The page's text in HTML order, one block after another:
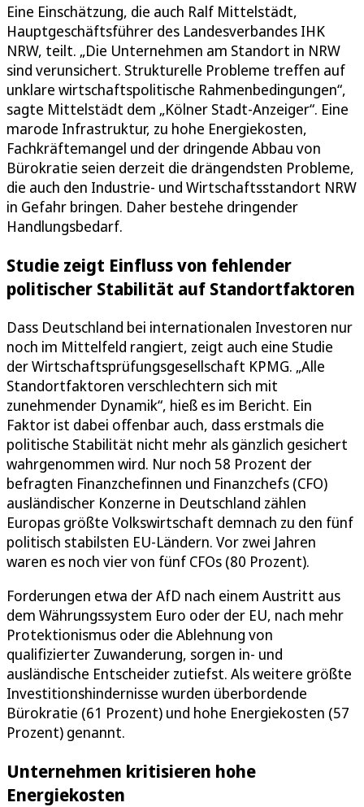
Eine Einschätzung, die auch Ralf Mittelstädt,
Hauptgeschäftsführer des Landesverbandes IHK
NRW, teilt. „Die Unternehmen am Standort in NRW
sind verunsichert. Strukturelle Probleme treffen auf
unklare wirtschaftspolitische Rahmenbedingungen“,
sagte Mittelstädt dem „Kölner Stadt-Anzeiger“. Eine
marode Infrastruktur, zu hohe Energiekosten,
Fachkräftemangel und der dringende Abbau von
Bürokratie seien derzeit die drängendsten Probleme,
die auch den Industrie- und Wirtschaftsstandort NRW
in Gefahr bringen. Daher bestehe dringender
Handlungsbedarf.
Studie zeigt Einfluss von fehlender
politischer Stabilität auf Standortfaktoren
Dass Deutschland bei internationalen Investoren nur
noch im Mittelfeld rangiert, zeigt auch eine Studie
der Wirtschaftsprüfungsgesellschaft KPMG. „Alle
Standortfaktoren verschlechtern sich mit
zunehmender Dynamik“, hieß es im Bericht. Ein
Faktor ist dabei offenbar auch, dass erstmals die
politische Stabilität nicht mehr als gänzlich gesichert
wahrgenommen wird. Nur noch 58 Prozent der
befragten Finanzchefinnen und Finanzchefs (CFO)
ausländischer Konzerne in Deutschland zählen
Europas größte Volkswirtschaft demnach zu den fünf
politisch stabilsten EU-Ländern. Vor zwei Jahren
waren es noch vier von fünf CFOs (80 Prozent).
Forderungen etwa der AfD nach einem Austritt aus
dem Währungssystem Euro oder der EU, nach mehr
Protektionismus oder die Ablehnung von
qualifizierter Zuwanderung, sorgen in- und
ausländische Entscheider zutiefst. Als weitere größte
Investitionshindernisse wurden überbordende
Bürokratie (61 Prozent) und hohe Energiekosten (57
Prozent) genannt.
Unternehmen kritisieren hohe
Energiekosten